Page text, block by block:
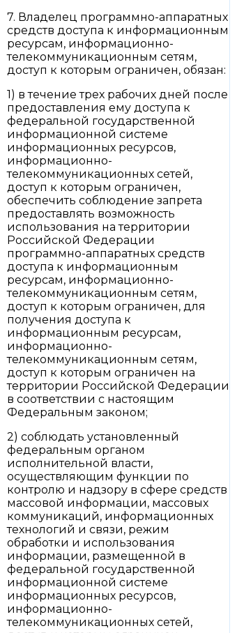
7. Владелец программно-аппаратных
средств доступа к информационным
ресурсам, информационно-
телекоммуникационным сетям,
доступ к которым ограничен, обязан:
1) в течение трех рабочих дней после
предоставления ему доступа к
федеральной государственной
информационной системе
информационных ресурсов,
информационно-
телекоммуникационных сетей,
доступ к которым ограничен,
обеспечить соблюдение запрета
предоставлять возможность
использования на территории
Российской Федерации
программно-аппаратных средств
доступа к информационным
ресурсам, информационно-
телекоммуникационным сетям,
доступ к которым ограничен, для
получения доступа к
информационным ресурсам,
информационно-
телекоммуникационным сетям,
доступ к которым ограничен на
территории Российской Федерации
в соответствии с настоящим
Федеральным законом;
2) соблюдать установленный
федеральным органом
исполнительной власти,
осуществляющим функции по
контролю и надзору в сфере средств
массовой информации, массовых
коммуникаций, информационных
технологий и связи, режим
обработки и использования
информации, размещенной в
федеральной государственной
информационной системе
информационных ресурсов,
информационно-
телекоммуникационных сетей,